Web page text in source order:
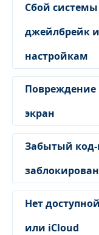
Сбой
джейлбрейк
настройкам
экран
Забытый
Нет
или iCloud